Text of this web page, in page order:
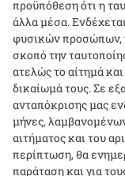
προϋπόθεση ότι η
άλλα μέσα.
φυσικών προσώπων,
σκοπό την
ατελώς το αίτημά
δικαίωμά τους. Σε
ανταπόκρισης μας
μήνες,
αιτήματος και του
περίπτωση, θα
παράταση και για